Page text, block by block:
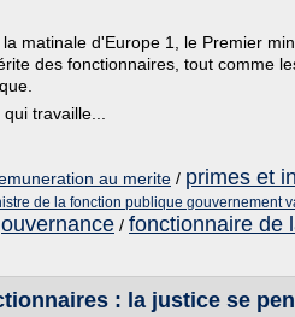
matinale d'Europe 1, le Premier
des fonctionnaires, tout comme
travaille...
au merite / primes et
de la fonction publique gouvernement
/ fonctionnaire de
: la justice se